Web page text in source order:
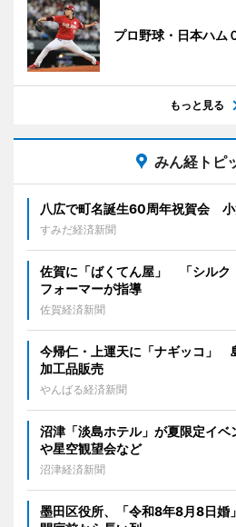
プロ野球・日本ハム
もっと見る
みん経トピ
八広で町名誕生60周年祝賀会
すみだ経済新聞
佐賀に「ばくてん屋」 「シルク
フォーマーが指導
佐賀経済新聞
今帰仁・上運天に「ナギッコ」
加工品販売
やんばる経済新聞
沼津「淡島ホテル」が夏限定イ
や星空観望会など
沼津経済新聞
墨田区役所、「令和8年8月8日